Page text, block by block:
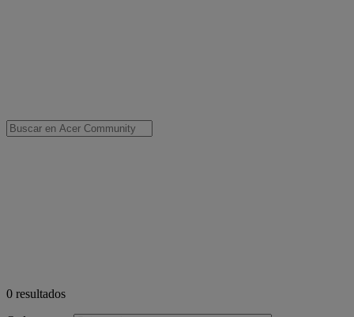
0 resultados